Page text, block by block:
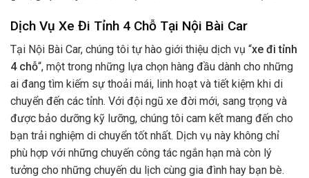
Dịch Vụ Xe Đi Tỉnh 4 Chỗ Tại Nội Bài Car
Tại Nội Bài Car, chúng tôi tự hào giới thiệu dịch vụ “xe đi tỉnh
4 chỗ“, một trong những lựa chọn hàng đầu dành cho những
ai đang tìm kiếm sự thoải mái, linh hoạt và tiết kiệm khi di
chuyển đến các tỉnh. Với đội ngũ xe đời mới, sang trọng và
được bảo dưỡng kỹ lưỡng, chúng tôi cam kết mang đến cho
bạn trải nghiệm di chuyển tốt nhất. Dịch vụ này không chỉ
phù hợp với những chuyến công tác ngắn hạn mà còn lý
tưởng cho những chuyến du lịch cùng gia đình hay bạn bè.